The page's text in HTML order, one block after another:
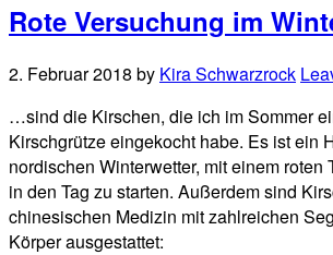
Rote Versuchung im
2. Februar 2018 by Kira Schwarzrock
…sind die Kirschen, die ich im Sommer
Kirschgrütze eingekocht habe. Es ist ein
nordischen Winterwetter, mit einem roten
in den Tag zu starten. Außerdem sind
chinesischen Medizin mit zahlreichen
Körper ausgestattet: